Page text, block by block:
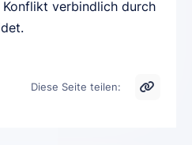
verbindlich durch
Diese Seite teilen: